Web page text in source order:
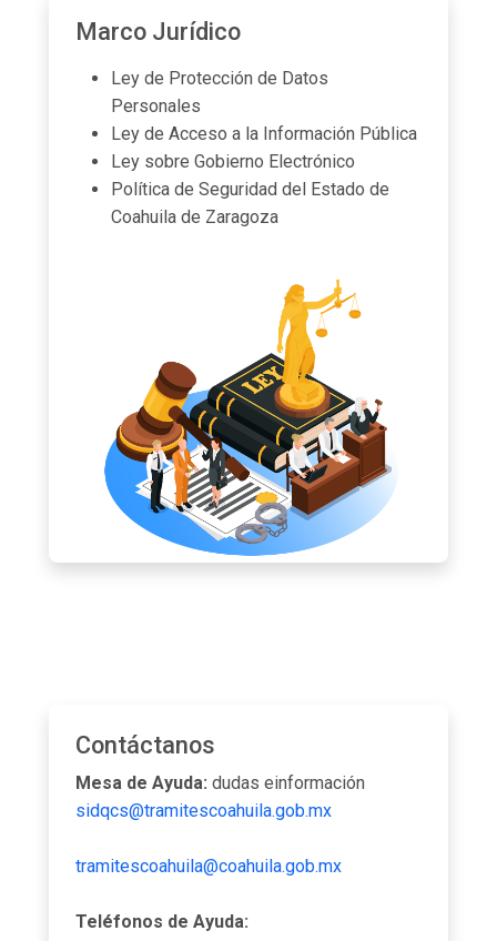
Marco Jurídico
Ley de Protección de Datos
Personales
Ley de Acceso a la Información Pública
Ley sobre Gobierno Electrónico
Política de Seguridad del Estado de
Coahuila de Zaragoza
Contáctanos
Mesa de Ayuda: dudas einformación
sidqcs@tramitescoahuila.gob.mx
tramitescoahuila@coahuila.gob.mx
Teléfonos de Ayuda: